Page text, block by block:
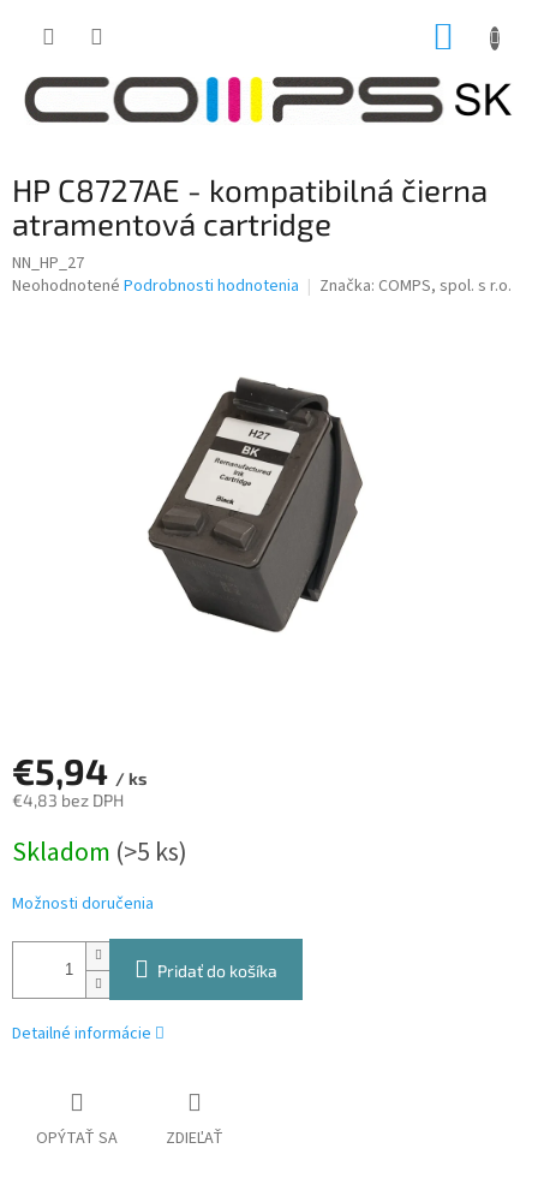
HP C8727AE - kompatibilná čierna
atramentová cartridge
NN_HP_27
Priemerné
Neohodnotené Podrobnosti hodnotenia Značka: COMPS, spol. s r.o.
€5,94 / ks
€4,83 bez DPH
cena:
Skladom (>5 ks)
Možnosti doručenia
Pridať do košíka
Detailné informácie
OPÝTAŤ SA ZDIEĽAŤ